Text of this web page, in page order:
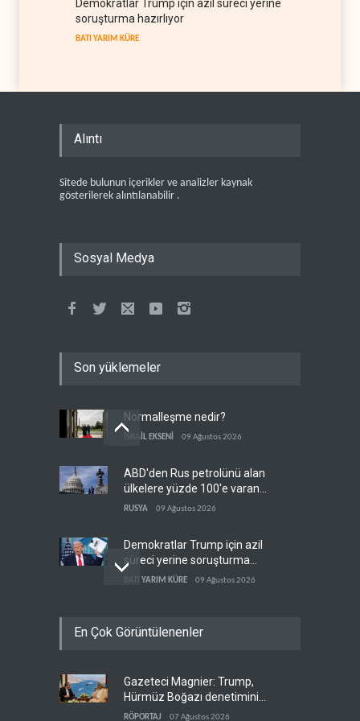
Demokratlar Trump için azil süreci yerine
soruşturma hazırlıyor
BATI YARIM KÜRE
Alıntı
Sitede bulunun içerikler ve analizler kaynak
gösterilerek alıntılanabilir .
Sosyal Medya
Son yüklemeler
Normalleşme nedir?
İSRAİL EKSENİ 09 Ağustos 2026
ABD'den Rus petrolünü alan
ülkelere yüzde 100'e varan
gümrük vergisi
RUSYA 09 Ağustos 2026
Demokratlar Trump için azil
süreci yerine soruşturma
hazırlıyor
BATI YARIM KÜRE 09 Ağustos 2026
Afrika'daki petrol
Pentagon silah şirketlerine
21 gün süre verdi
En Çok Görüntülenenler
Gazeteci Magnier: Trump,
Hürmüz Boğazı denetimini
doğrudan İran ve Umman'a
RÖPORTAJ 07 Ağustos 2026